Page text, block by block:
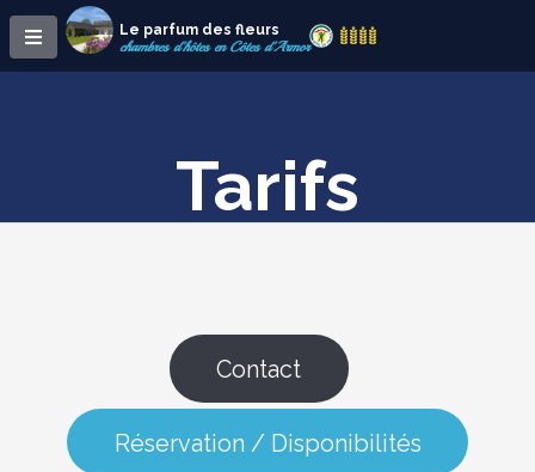
Le parfum des fleurs
chambres d'hôtes en Côtes d'Armor
Tarifs
Contact
Réservation / Disponibilités